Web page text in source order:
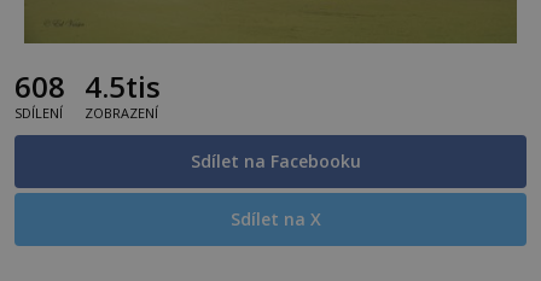
608
SDÍLENÍ
4.5tis
ZOBRAZENÍ
Sdílet na Facebooku
Sdílet na X